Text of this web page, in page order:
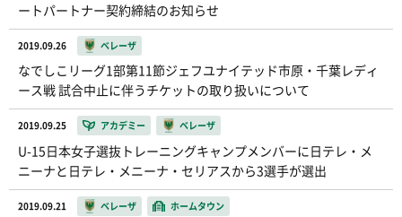
ートパートナー契約締結のお知らせ
2019.09.26 ベレーザ
なでしこリーグ1部第11節ジェフユナイテッド市原・千葉レディ
ース戦 試合中止に伴うチケットの取り扱いについて
2019.09.25 アカデミー ベレーザ
U-15日本女子選抜トレーニングキャンプメンバーに日テレ・メ
ニーナと日テレ・メニーナ・セリアスから3選手が選出
2019.09.21 ベレーザ ホームタウン